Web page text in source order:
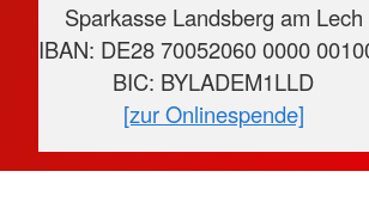
Sparkasse Landsberg am Lech
IBAN: DE28 70052060 0000
BIC: BYLADEM1LLD
[zur Onlinespende]